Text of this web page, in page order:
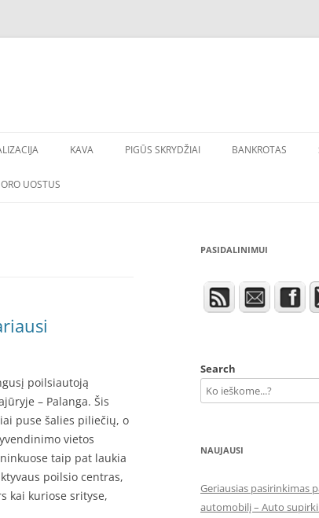
KAVA PIGŪS SKRYDŽIAI BANKROTAS
UOSTUS
poilsiautoją
– Palanga. Šis
puse šalies piliečių, o
vietos
taip pat laukia
poilsio centras,
kai kuriose srityse,
PASIDALINIMUI
Search
NAUJAUSI
Geriausias pasirinkimas
automobilį – Auto